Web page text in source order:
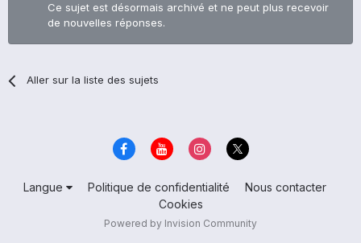
Ce sujet est désormais archivé et ne peut plus recevoir
de nouvelles réponses.
Aller sur la liste des sujets
Langue Politique de confidentialité
Nous contacter
Cookies
Powered by Invision Community